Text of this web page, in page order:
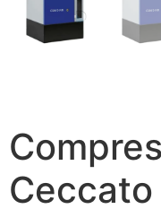
Ceccato